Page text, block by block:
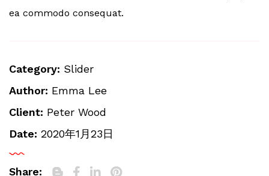
ea commodo consequat.
Category: Slider
Author: Emma Lee
Client: Peter Wood
Date: 2020年1月23日
Share: